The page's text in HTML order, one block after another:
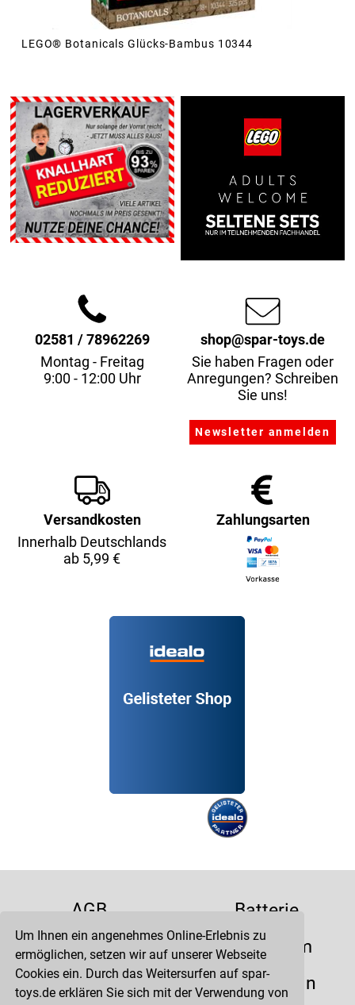
Um Ihnen ein angenehmes Online-Erlebnis zu
ermöglichen, setzen wir auf unserer Webseite
Cookies ein. Durch das Weitersurfen auf spar-
toys.de erklären Sie sich mit der Verwendung von
LEGO® Botanicals Glücks-Bambus 10344
02581 / 78962269
Montag - Freitag
9:00 - 12:00 Uhr
shop@spar-toys.de
Sie haben Fragen oder
Anregungen? Schreiben
Sie uns!
Versandkosten
Innerhalb Deutschlands
ab 5,99 €
Zahlungsarten
AGB
Batterie
Datenschutz
Impressum
Kontakt
Liefertermin